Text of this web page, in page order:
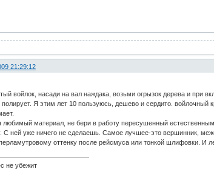
21:29:12
войлок, насади на вал наждака, возьми огрызок дерева и при
полирует. Я этим лет 10 пользуюсь, дешево и сердито.
любимый материал, не бери в работу пересушенный
С ней уже ничего не сделаешь. Самое лучшее-это вершинник,
оттенку после рейсмуса или тонкой шлифовки. И
не убежит